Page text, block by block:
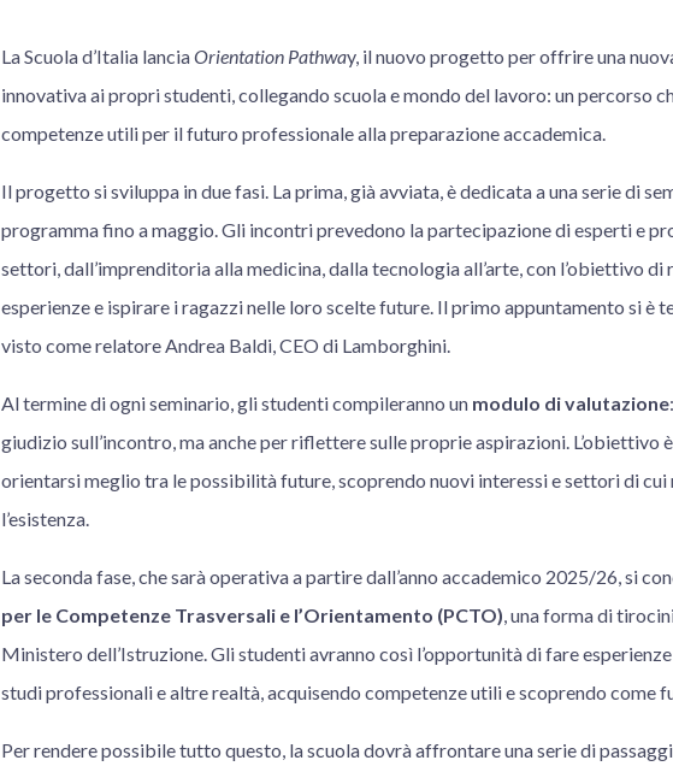
La Scuola d’Italia lanciaOrientation Pathway, il nuovo progetto per offrire una
innovativa ai propri studenti, collegando scuola e mondo del lavoro: un percorso
competenze utili per il futuro professionale alla preparazione accademica.
Il progetto si sviluppa in due fasi. La prima, già avviata, è dedicata a una serie di
programma fino a maggio. Gli incontri prevedono la partecipazione di esperti e
settori, dall’imprenditoria alla medicina, dalla tecnologia all’arte, con l’obiettivo
esperienze e ispirare i ragazzi nelle loro scelte future. Il primo appuntamento si è
visto come relatore Andrea Baldi, CEO di Lamborghini.
Al termine di ogni seminario, gli studenti compileranno un modulo di valutazione
giudizio sull’incontro, ma anche per riflettere sulle proprie aspirazioni. L’obiettivo
orientarsi meglio tra le possibilità future, scoprendo nuovi interessi e settori di cui
l’esistenza.
La seconda fase, che sarà operativa a partire dall’anno accademico 2025/26, si
per le Competenze Trasversali e l’Orientamento (PCTO), una forma di
Ministero dell’Istruzione. Gli studenti avranno così l’opportunità di fare
studi professionali e altre realtà, acquisendo competenze utili e scoprendo come
Per rendere possibile tutto questo, la scuola dovrà affrontare una serie di